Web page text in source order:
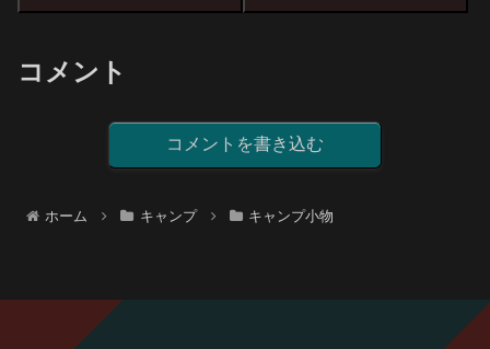
コメント
コメントを書き込む
ホーム キャンプ キャンプ小物